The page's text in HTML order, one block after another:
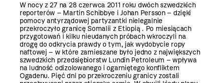
W nocy z 27 na 28 czerwca 2011 roku dwóch szwedzkich
reporterów – Martin Schibbye i Johan Persson – dzięki
pomocy antyrządowej partyzantki nielegalnie
przekroczyło granicę Somalii z Etiopią . Po miesiącach
przygotowań i kilku nieudanych próbach wkroczyli na
drogę do odkrycia prawdy o tym, jak wydobycie ropy
naftowej – w które zamieszane było jedno z największych
szwedzkich przedsiębiorstw Lundin Petroleum – wpływa
na ludność odizolowanego i ogarniętego konfliktem
Ogadenu. Pięć dni po przekroczeniu granicy zostali